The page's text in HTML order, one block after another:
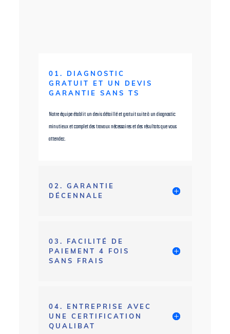
01. DIAGNOSTIC
GRATUIT ET UN DEVIS
GARANTIE SANS TS
Notre équipe établit un devis détaillé et gratuit suite à un diagnostic
minutieux et complet des travaux nécessaires et des résultats que vous
attendez.
02. GARANTIE
DÉCENNALE
03. FACILITÉ DE
PAIEMENT 4 FOIS
SANS FRAIS
04. ENTREPRISE AVEC
UNE CERTIFICATION
QUALIBAT